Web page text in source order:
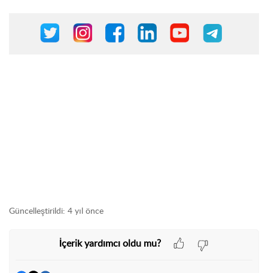
Güncelleştirildi: 4 yıl önce
İçerik yardımcı oldu mu?